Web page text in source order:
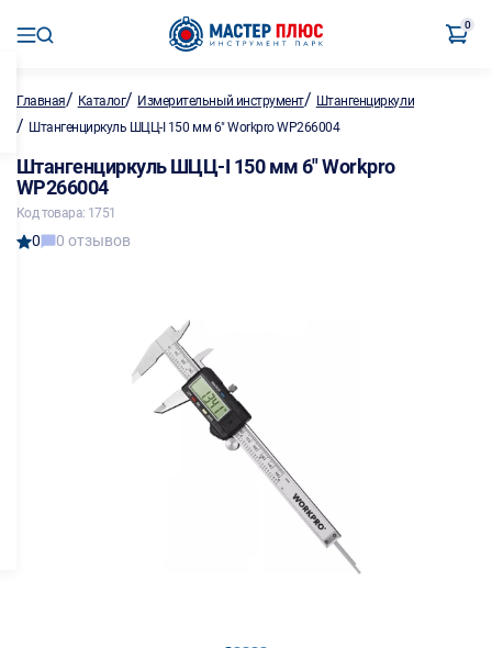
0
Главная/ Каталог/ Измерительный инструмент/ Штангенциркули
/ Штангенциркуль ШЦЦ-I 150 мм 6" Workpro WP266004
Штангенциркуль ШЦЦ-I 150 мм 6" Workpro
WP266004
Код товара: 1751
0 0 отзывов